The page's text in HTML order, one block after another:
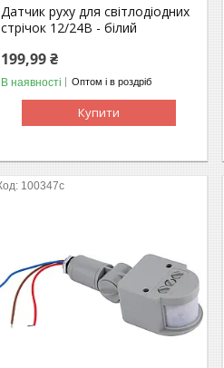
Датчик руху для світлодіодних
стрічок 12/24В - білий
199,99 ₴
В наявності Оптом і в роздріб
Купити
100347с